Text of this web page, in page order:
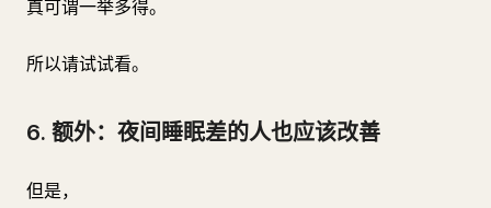
真可谓一举多得。
所以请试试看。
6. 额外：夜间睡眠差的人也应该改善
但是，